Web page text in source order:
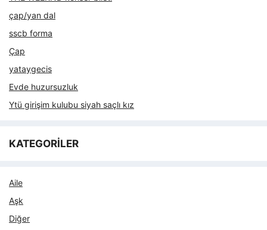
çap/yan dal
sscb forma
Çap
yataygecis
Evde huzursuzluk
Ytü girişim kulubu siyah saçlı kız
KATEGORİLER
Aile
Aşk
Diğer